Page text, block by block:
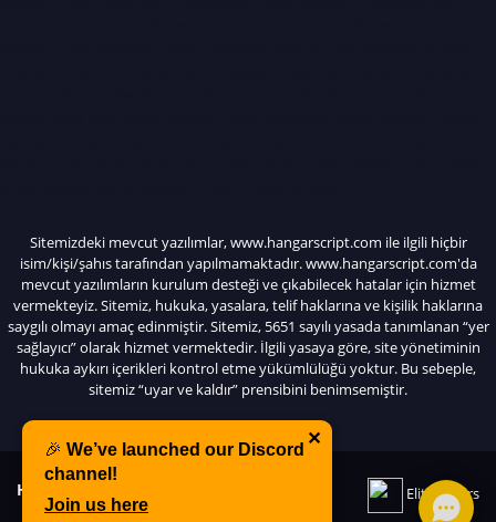
Sitemizdeki mevcut yazılımlar, www.hangarscript.com ile ilgili hiçbir
isim/kişi/şahıs tarafından yapılmamaktadır. www.hangarscript.com'da
mevcut yazılımların kurulum desteği ve çıkabilecek hatalar için hizmet
vermekteyiz. Sitemiz, hukuka, yasalara, telif haklarına ve kişilik haklarına
saygılı olmayı amaç edinmiştir. Sitemiz, 5651 sayılı yasada tanımlanan “yer
sağlayıcı” olarak hizmet vermektedir. İlgili yasaya göre, site yönetiminin
hukuka aykırı içerikleri kontrol etme yükümlülüğü yoktur. Bu sebeple,
sitemiz “uyar ve kaldır” prensibini benimsemiştir.
HangarScript Elitepvpers
🎉 We’ve launched our Discord
channel!
Join us here
✕